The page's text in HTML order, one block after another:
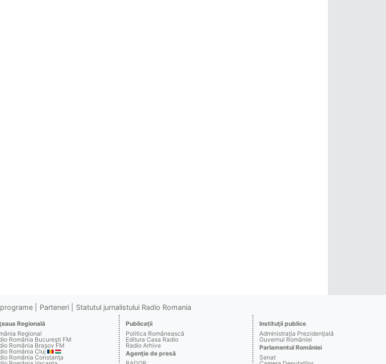
Parteneri Statutul jurnalistului Radio Romania
Regională
Regional
România Bucureşti FM
România Braşov FM
România Cluj
România Constanţa
Publicaţii
Politica Românească
Editura Casa Radio
Radio Arhive
Agenţie de presă
Instituţii publice
Administraţia Prezidenţială
Guvernul României
Parlamentul României
Senat